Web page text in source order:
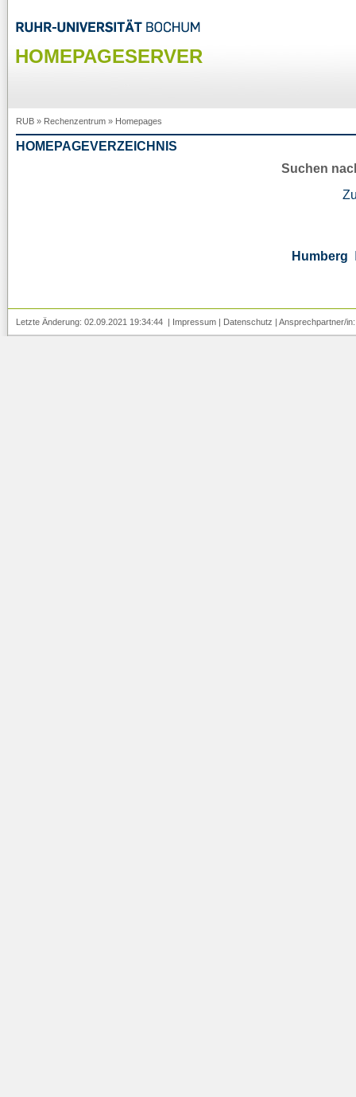
HOMEPAGESERVER
RUB » Rechenzentrum » Homepages
HOMEPAGEVERZEICHNIS
Suchen
Humberg
Letzte Änderung: 02.09.2021 19:34:44 | Impressum | Datenschutz | Ansprechpartner/